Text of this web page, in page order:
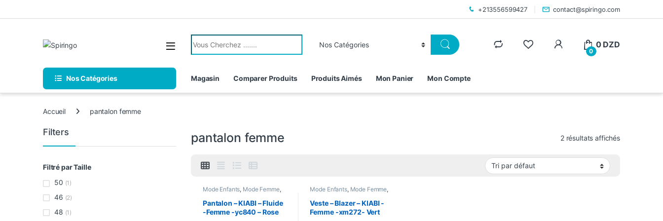
+213556599427 contact@spiringo.com
Search for:
0
0 DZD
Nos Catégories Magasin Comparer Produits Produits Aimés Mon Panier Mon Compte
Accueil pantalon femme
pantalon femme 2 résultats affichés
Mode Enfants, Mode Femme,
Chaussures
Vetements
Femme
Pantalon – KIABI – Fluide
-Femme -yc840 – Rose
Mode Enfants, Mode Femme,
Chaussures,Vetements
Femme
Veste – Blazer – KIABI -
Femme -xm272- Vert
Filters
Filtré par Taille
50 (1)
46 (2)
48 (1)